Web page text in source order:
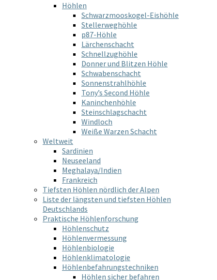
Höhlen
Schwarzmooskogel-Eishöhle
Stellerweghöhle
p87-Höhle
Lärchenschacht
Schnellzughöhle
Donner und Blitzen Höhle
Schwabenschacht
Sonnenstrahlhöhle
Tony’s Second Höhle
Kaninchenhöhle
Steinschlagschacht
Windloch
Weiße Warzen Schacht
Weltweit
Sardinien
Neuseeland
Meghalaya/Indien
Frankreich
Tiefsten Höhlen nördlich der Alpen
Liste der längsten und tiefsten Höhlen
Deutschlands
Praktische Höhlenforschung
Höhlenschutz
Höhlenvermessung
Höhlenbiologie
Höhlenklimatologie
Höhlenbefahrungstechniken
Höhlen sicher befahren